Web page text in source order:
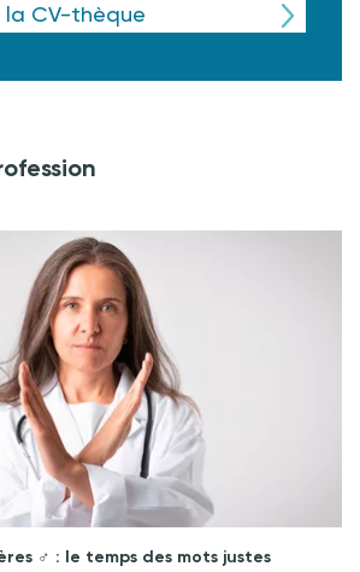
la CV-thèque
♂︎ : le temps des mots justes